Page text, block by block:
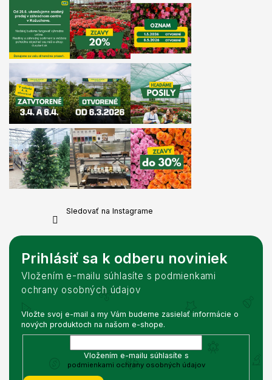
Sledovať na Instagrame
Prihlásiť sa k odberu noviniek
Vložením e-mailu súhlasíte s podmienkami
ochrany osobných údajov
Vložte svoj e-mail a my Vám budeme zasielať informácie o
nových produktoch na našom e-shope.
Vložením e-mailu súhlasíte s
podmienkami ochrany osobných údajov